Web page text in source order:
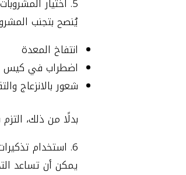
يُنصح بتجنب
انتفاخ المعدة
اضطراب في كيس
شعور بالانزعاج
بدلًا من ذلك،
6. استخدام تذكيرات للشرب المنتظم
يمكن أن تساعد